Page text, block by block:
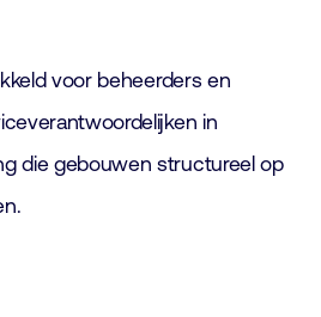
voor beheerders en
in
die gebouwen structureel op